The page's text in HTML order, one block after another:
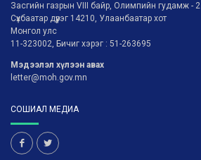
Засгийн газрын VIII байр, Олимпийн гудамж - 2
Сүхбаатар дүүрэг 14210, Улаанбаатар хот
Монгол улс
11-323002, Бичиг хэрэг : 51-263695
Мэдээлэл хүлээн авах
letter@moh.gov.mn
СОШИАЛ МЕДИА